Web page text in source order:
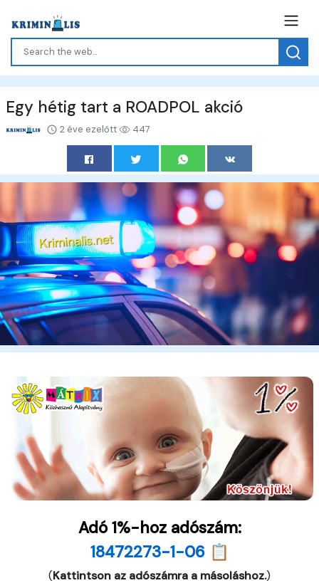
Egy hétig tart a ROADPOL akció
2 éve ezelőtt 447
Adó 1%-hoz adószám:
18472273-1-06 📋
(Kattintson az adószámra a másoláshoz.)